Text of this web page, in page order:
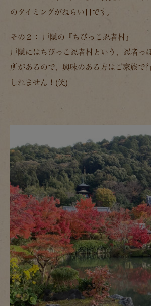
のタイミングがねらい目です。
その２： 戸隠の『ちびっこ忍者村』
戸隠にはちびっこ忍者村という、忍者っ
所があるので、興味のある方はご家族で
しれません！(笑)